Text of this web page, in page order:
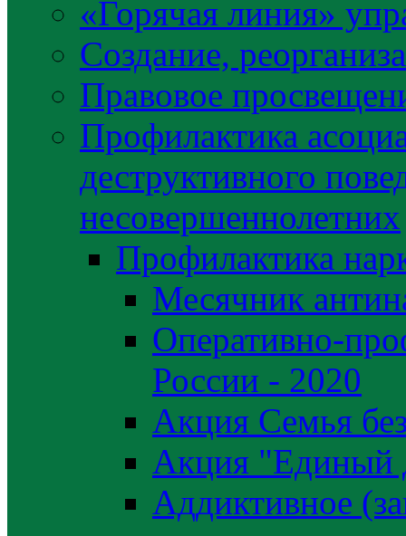
«Горячая линия»
Создание,
Правовое
Профилактика
деструктивного
несовершеннолетних
Профилактика
Месячник
Оперативно-
России - 2020
Акция Семья
Акция "Единый
Аддиктивное